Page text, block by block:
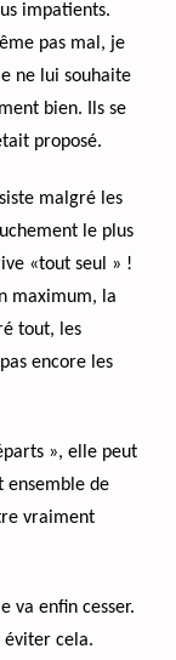
impatients.
pas mal, je
ne lui souhaite
bien. Ils se
proposé.
malgré les
le plus
«tout seul » !
maximum, la
tout, les
encore les
», elle peut
de
vraiment
va enfin cesser.
éviter cela.